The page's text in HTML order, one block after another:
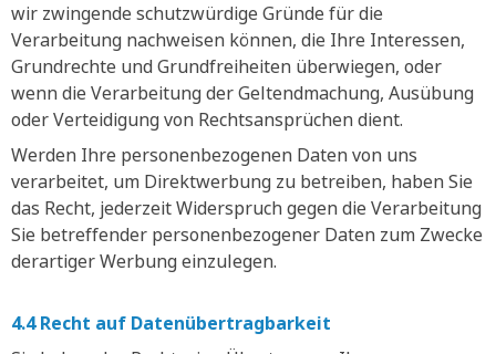
wir zwingende schutzwürdige Gründe für die
Verarbeitung nachweisen können, die Ihre Interessen,
Grundrechte und Grundfreiheiten überwiegen, oder
wenn die Verarbeitung der Geltendmachung, Ausübung
oder Verteidigung von Rechtsansprüchen dient.
Werden Ihre personenbezogenen Daten von uns
verarbeitet, um Direktwerbung zu betreiben, haben Sie
das Recht, jederzeit Widerspruch gegen die Verarbeitung
Sie betreffender personenbezogener Daten zum Zwecke
derartiger Werbung einzulegen.
4.4 Recht auf Datenübertragbarkeit